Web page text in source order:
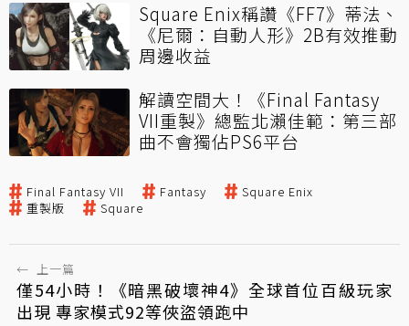
Square Enix稱讚《FF7》蒂法、
《尼爾：自動人形》2B有效推動
周邊收益
解讀空間大！《Final Fantasy
VII重製》總監北瀨佳範：第三部
曲不會獨佔PS6平台
Final Fantasy VII Fantasy
Square Enix
重製版
Square
← 上一篇
僅54小時！《暗黑破壞神4》全球首位百級玩家
出現 專家模式92等俠盜領跑中